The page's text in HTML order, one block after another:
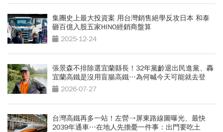
集團史上最大投資案 用台灣銷售絕學反攻日本 和泰
砸百億入股五家HINO經銷商盤算
2025-12-24
張景森不排除選宜蘭縣長！32年黨齡退出民進黨、轟
宜蘭高鐵是沒用盲腸高鐵…為何喊今天可能就去登
記？2026-07-27
台灣高鐵再多一站！左營→屏東路線圖曝光、最快
2039年通車…在地人先擔憂一件事：出門要吃土